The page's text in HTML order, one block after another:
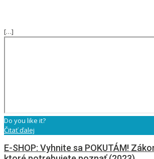
[…]
Do you like it?
Čitať ďalej
E-SHOP: Vyhnite sa POKUTÁM!